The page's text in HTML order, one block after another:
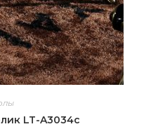
LT-A3034c